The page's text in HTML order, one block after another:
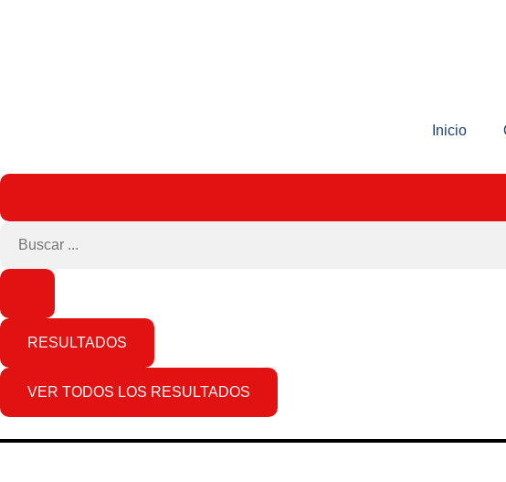
Inicio
RESULTADOS
VER TODOS LOS RESULTADOS